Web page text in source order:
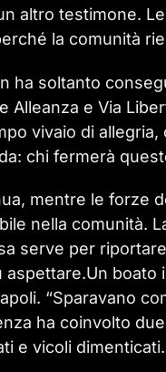
altro testimone.
la comunità
ha soltanto
Alleanza e Via
vivaio di
chi fermerà
mentre le forze
nella comunità.
serve per
boato
“Sparavano
ha coinvolto
e vicoli dimenticati.